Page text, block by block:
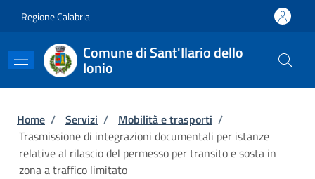
Regione Calabria
Comune di Sant'Ilario dello
Ionio
Briciole di pane
Home / Servizi / Mobilità e trasporti /
Trasmissione di integrazioni documentali per istanze
relative al rilascio del permesso per transito e sosta in
zona a traffico limitato